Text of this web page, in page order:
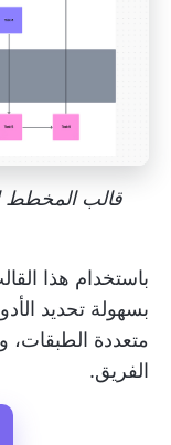
باستخدام هذا
بسهولة تحديد
متعددة الطبقات،
الفريق.